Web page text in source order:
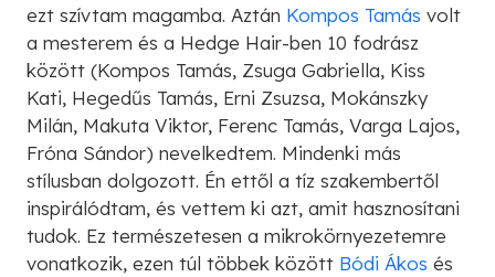
ezt szívtam magamba. Aztán Kompos Tamás volt
a mesterem és a Hedge Hair-ben 10 fodrász
között (Kompos Tamás, Zsuga Gabriella, Kiss
Kati, Hegedűs Tamás, Erni Zsuzsa, Mokánszky
Milán, Makuta Viktor, Ferenc Tamás, Varga Lajos,
Fróna Sándor) nevelkedtem. Mindenki más
stílusban dolgozott. Én ettől a tíz szakembertől
inspirálódtam, és vettem ki azt, amit hasznosítani
tudok. Ez természetesen a mikrokörnyezetemre
vonatkozik, ezen túl többek között Bódi Ákos és